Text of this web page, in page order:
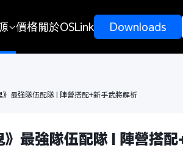
價格關於OSLink Downloads
》最強隊伍配隊 | 陣營搭配+新手武將解析
》最強隊伍配隊 | 陣營搭